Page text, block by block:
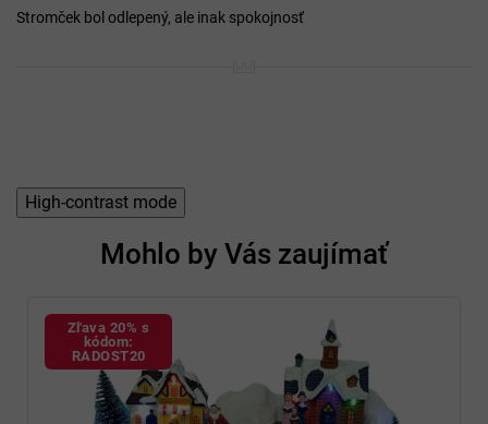
s
n
Stromček bol odlepený, ale inak spokojnosť
High-contrast mode
Mohlo by Vás zaujímať
Zľava 20% s
kódom:
RADOST20